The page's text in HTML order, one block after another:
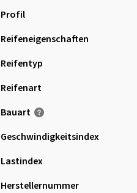
Profil
Reifeneigenschaften
Reifentyp
Reifenart
Bauart
Geschwindigkeits­index
Lastindex
Herstellernummer